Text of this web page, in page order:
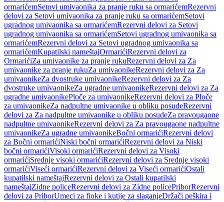
ormarićemSetovi umivaonika za pranje ruku sa ormarićemRezervni
delovi za Setovi umivaonika za pranje ruku sa ormarićemSetovi
ugradnog umivaonika sa ormarićemRezervni delovi za Setovi
ugradnog umivaonika sa ormarićemSetovi ugradnog umivaonika sa
ormarićemRezervni delovi za Setovi ugradnog umivaonika sa
ormarićemKupatilski nameštajOrmarićiRezervni delovi za
OrmarićiZa umivaonike za pranje rukuRezervni delovi za Za
umivaonike za pranje rukuZa umivaonikeRezervni delovi za Za
umivaonikeZa dvostruke umivaonikeRezervni delovi za Za
dvostruke umivaonikeZa ugradne umivaonikeRezervni delovi za Za
ugradne umivaonikePloče za umivaonikeRezervni delovi za Ploče
za umivaonikeZa nadpultne umivaonike u obliku posudeRezervni
delovi za Za nadpultne umivaonike u obliku posudeZa pravougaone
nadpultne umivaonikeRezervni delovi za Za pravougaone nadpultne
umivaonikeZa ugradne umivaonikeBočni ormarićiRezervni delovi
za Bočni ormarićiNiski bočni ormarićiRezervni delovi za Niski
bočni ormarićiVisoki ormarićiRezervni delovi za Visoki
ormarićiSrednje visoki ormarićiRezervni delovi za Srednje visoki
ormarićiViseći ormarićiRezervni delovi za Viseći ormarićiOstali
kupatilski nameštajRezervni delovi za Ostali kupatilski
nameštajZidne policeRezervni delovi za Zidne policePriborRezervni
delovi za PriborUmeci za fioke i kutije za slaganjeDržači peškira i